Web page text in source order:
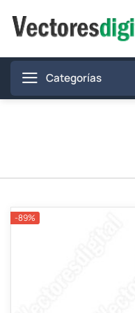
Categorías
-89%